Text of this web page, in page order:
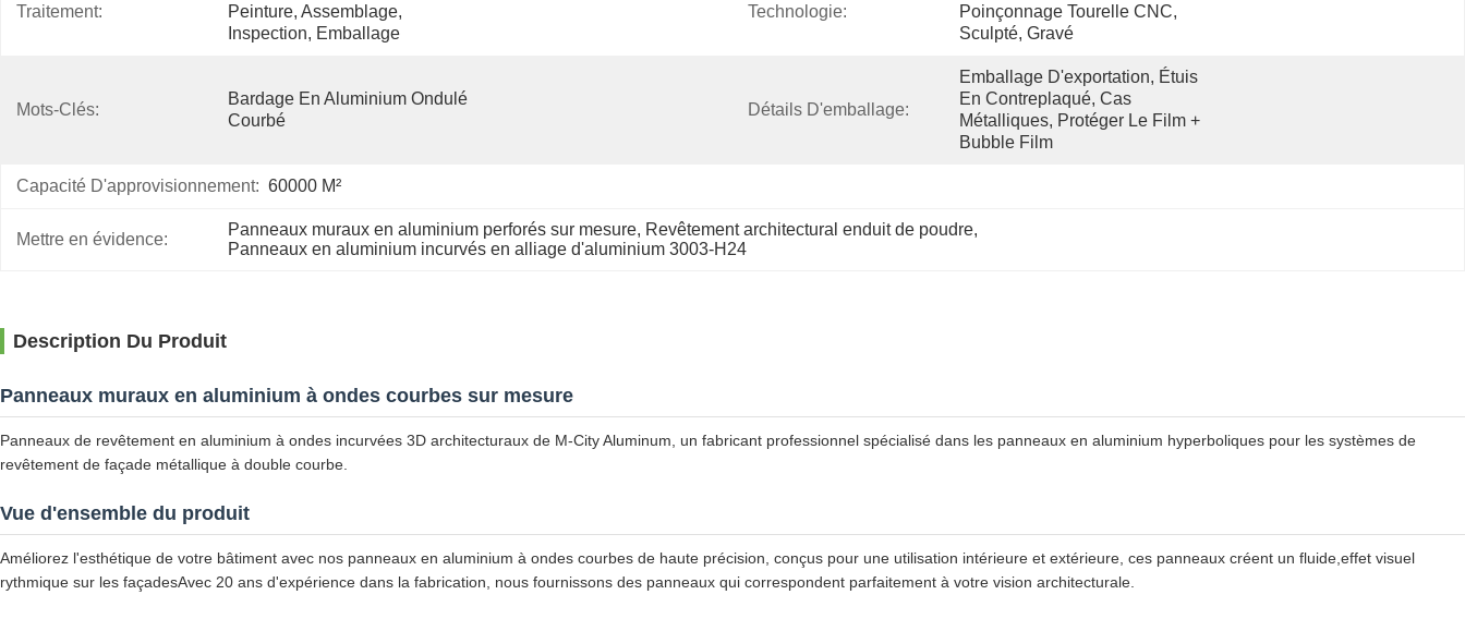
Traitement:
Peinture, Assemblage,
Inspection, Emballage
Technologie:
Poinçonnage Tourelle CNC,
Sculpté, Gravé
Mots-Clés:
Bardage En Aluminium Ondulé
Courbé
Détails D'emballage:
Emballage D'exportation, Étuis
En Contreplaqué, Cas
Métalliques, Protéger Le Film +
Bubble Film
Capacité D'approvisionnement: 60000 M²
Mettre en évidence:
Panneaux muraux en aluminium perforés sur mesure, Revêtement architectural enduit de poudre,
Panneaux en aluminium incurvés en alliage d'aluminium 3003-H24
Description Du Produit
Panneaux muraux en aluminium à ondes courbes sur mesure
Panneaux de revêtement en aluminium à ondes incurvées 3D architecturaux de M-City Aluminum, un fabricant professionnel spécialisé dans les panneaux en aluminium hyperboliques pour les systèmes de
revêtement de façade métallique à double courbe.
Vue d'ensemble du produit
Améliorez l'esthétique de votre bâtiment avec nos panneaux en aluminium à ondes courbes de haute précision, conçus pour une utilisation intérieure et extérieure, ces panneaux créent un fluide,effet visuel
rythmique sur les façadesAvec 20 ans d'expérience dans la fabrication, nous fournissons des panneaux qui correspondent parfaitement à votre vision architecturale.